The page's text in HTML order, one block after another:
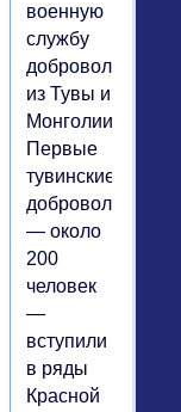
военную
службу
добровольцев
из Тувы и
Монголии.
Первые
тувинские
добровольцы
— около
200
человек
—
вступили
в ряды
Красной